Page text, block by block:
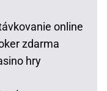
online
zdarma
hry